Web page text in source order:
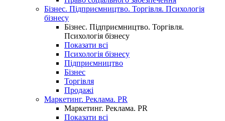
Бізнес. Підприємництво. Торгівля. Психологія
бізнесу
Бізнес. Підприємництво. Торгівля.
Психологія бізнесу
Показати всі
Психологія бізнесу
Підприємництво
Бізнес
Торгівля
Продажі
Маркетинг. Реклама. PR
Маркетинг. Реклама. PR
Показати всі